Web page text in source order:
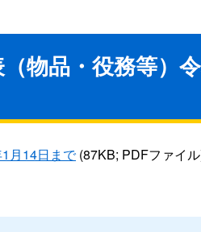
物品・役務等）
月14日まで(87KB; PDFファイ